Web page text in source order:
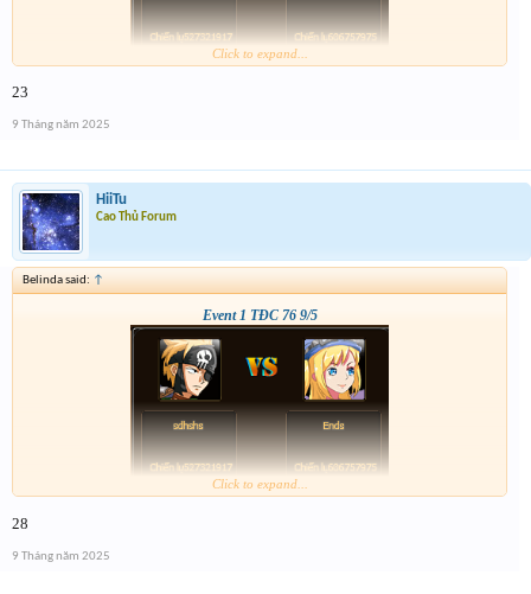
Click to expand...
23
9 Tháng năm 2025
HiiTu
Cao Thủ Forum
Belinda said: ↑
Event 1 TĐC 76 9/5
Click to expand...
28
9 Tháng năm 2025